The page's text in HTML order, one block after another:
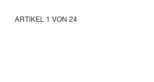
ARTIKEL 1 VON 24